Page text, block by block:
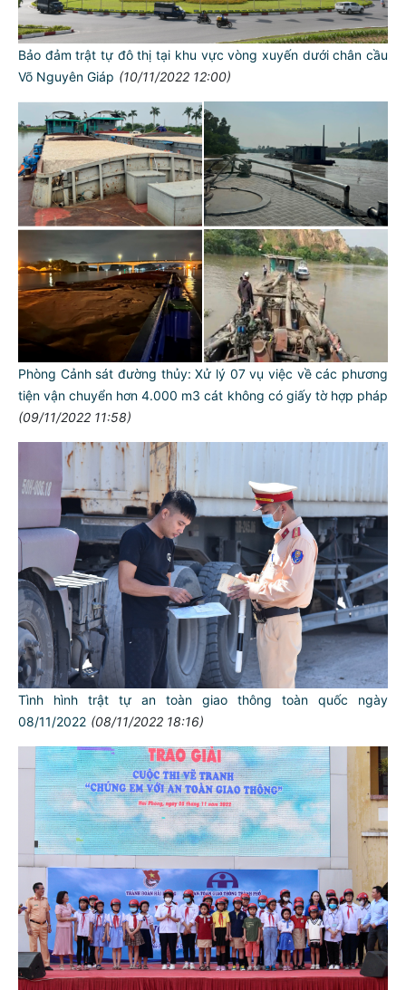
Bảo đảm trật tự đô thị tại khu vực vòng xuyến dưới chân cầu
Võ Nguyên Giáp (10/11/2022 12:00)
Phòng Cảnh sát đường thủy: Xử lý 07 vụ việc về các phương
tiện vận chuyển hơn 4.000 m3 cát không có giấy tờ hợp pháp
(09/11/2022 11:58)
Tình hình trật tự an toàn giao thông toàn quốc ngày
08/11/2022 (08/11/2022 18:16)